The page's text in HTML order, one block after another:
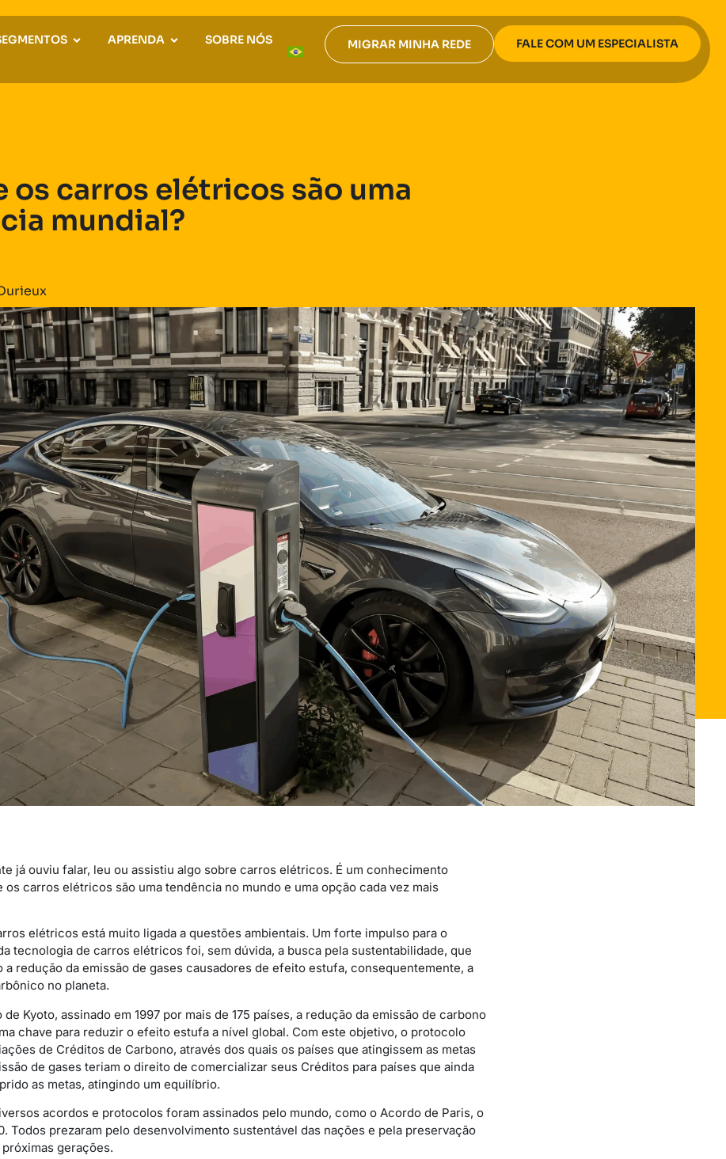
APRENDA SOBRE NÓS MIGRAR MINHA REDE FALE COM UM ESPECIALISTA
os carros elétricos são uma
mundial?
já ouviu falar, leu ou assistiu algo sobre carros elétricos. É um conhecimento
carros elétricos são uma tendência no mundo e uma opção cada vez mais
elétricos está muito ligada a questões ambientais. Um forte impulso para o
tecnologia de carros elétricos foi, sem dúvida, a busca pela sustentabilidade, que
a redução da emissão de gases causadores de efeito estufa, consequentemente, a
no planeta.
Kyoto, assinado em 1997 por mais de 175 países, a redução da emissão de carbono
chave para reduzir o efeito estufa a nível global. Com este objetivo, o protocolo
de Créditos de Carbono, através dos quais os países que atingissem as metas
de gases teriam o direito de comercializar seus Créditos para países que ainda
as metas, atingindo um equilíbrio.
acordos e protocolos foram assinados pelo mundo, como o Acordo de Paris, o
Todos prezaram pelo desenvolvimento sustentável das nações e pela preservação
gerações.